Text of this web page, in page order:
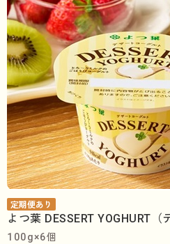
定期便あり
よつ葉 DESSERT YOGHURT
100g×6個